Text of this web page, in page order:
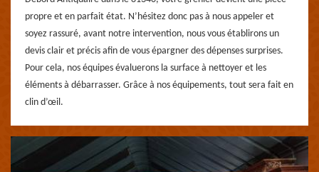
propre et en parfait état. N’hésitez donc pas à nous appeler et
soyez rassuré, avant notre intervention, nous vous établirons un
devis clair et précis afin de vous épargner des dépenses surprises.
Pour cela, nos équipes évaluerons la surface à nettoyer et les
éléments à débarrasser. Grâce à nos équipements, tout sera fait en
clin d’œil.